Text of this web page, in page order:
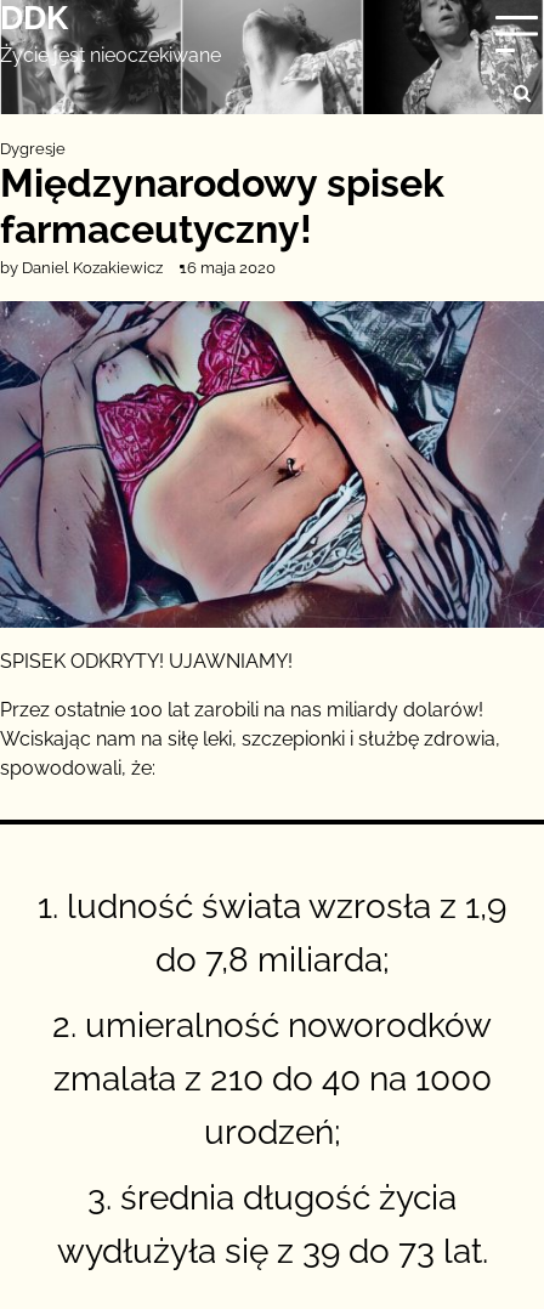
Skip
to
content
DDK
Życie jest nieoczekiwane
Dygresje
Międzynarodowy spisek
farmaceutyczny!
by Daniel Kozakiewicz 16 maja 2020
SPISEK ODKRYTY! UJAWNIAMY!
Przez ostatnie 100 lat zarobili na nas miliardy dolarów!
Wciskając nam na siłę leki, szczepionki i służbę zdrowia,
spowodowali, że:
1. ludność świata wzrosła z 1,9
do 7,8 miliarda;
2. umieralność noworodków
zmalała z 210 do 40 na 1000
urodzeń;
3. średnia długość życia
wydłużyła się z 39 do 73 lat.